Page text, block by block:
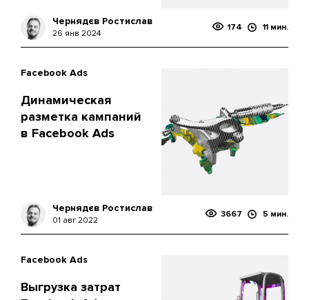
Чернядєв Ростислав
26 янв 2024
174 11 мин.
Facebook Ads
Динамическая
разметка кампаний
в Facebook Ads
Чернядєв Ростислав
01 авг 2022
3667 5 мин.
Facebook Ads
Выгрузка затрат